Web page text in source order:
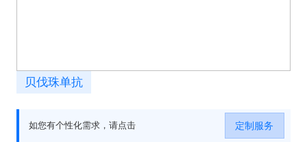
贝伐珠单抗
如您有个性化需求，请点击 定制服务